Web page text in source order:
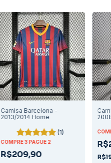
Camisa Barcelona -
2013/2014 Home
(1)
COMPRE 3 PAGUE 2
R$209,90